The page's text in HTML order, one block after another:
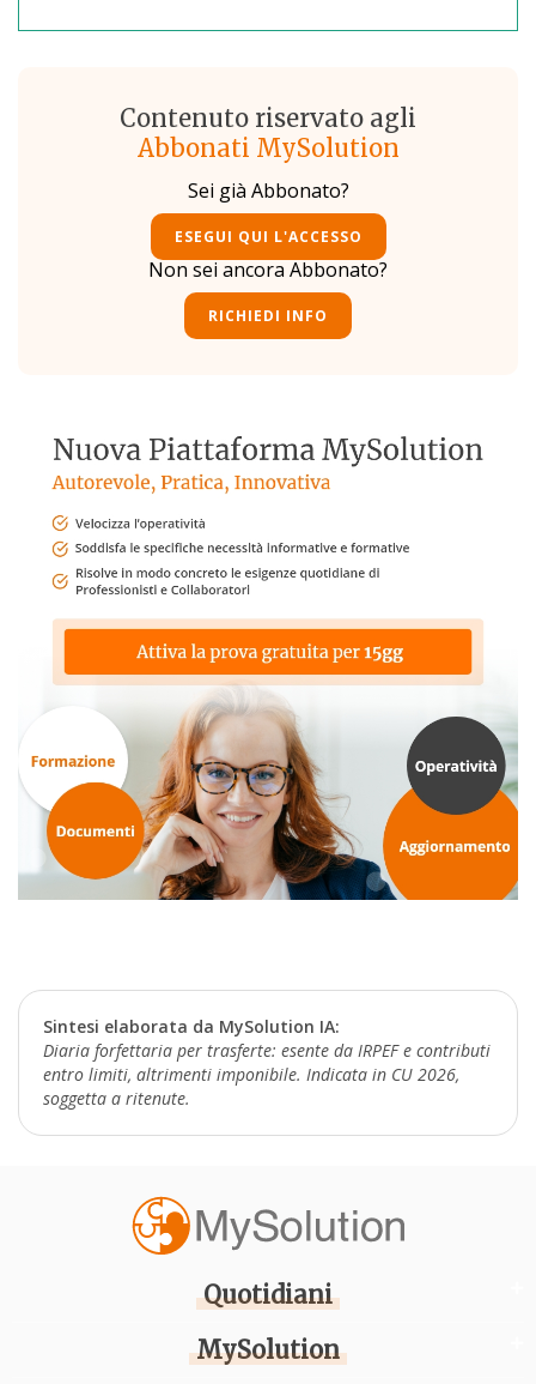
Contenuto riservato agli
Abbonati MySolution
Sei già Abbonato?
ESEGUI QUI L'ACCESSO
Non sei ancora Abbonato?
RICHIEDI INFO
Sintesi elaborata da MySolution IA:
Diaria forfettaria per trasferte: esente da IRPEF e contributi
entro limiti, altrimenti imponibile. Indicata in CU 2026,
soggetta a ritenute.
Quotidiani
MySolution